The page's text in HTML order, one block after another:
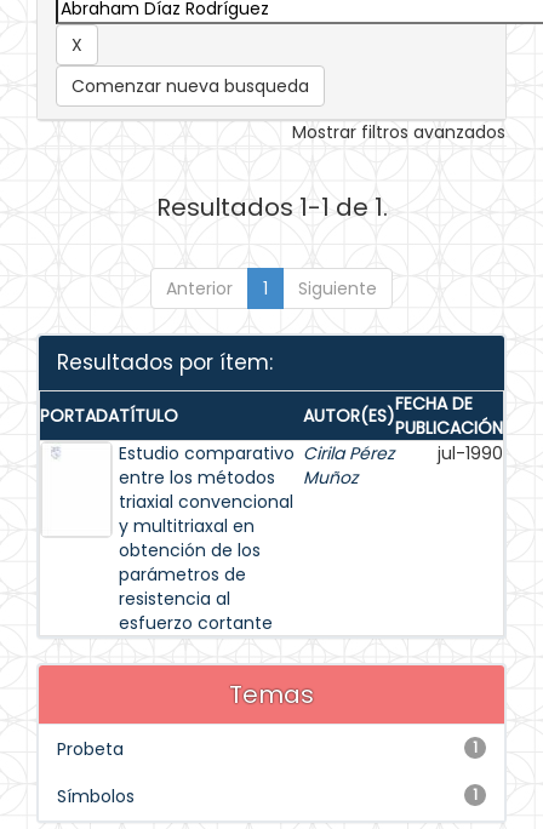
Comenzar nueva busqueda
Mostrar filtros avanzados
Resultados 1-1 de 1.
Anterior 1 Siguiente
Resultados por ítem:
PORTADATÍTULO AUTOR(ES)FECHA DE
PUBLICACIÓN
Estudio comparativo
entre los métodos
triaxial convencional
y multitriaxal en
obtención de los
parámetros de
resistencia al
esfuerzo cortante
Cirila Pérez
Muñoz
jul-1990
Temas
1
Probeta
1
Símbolos